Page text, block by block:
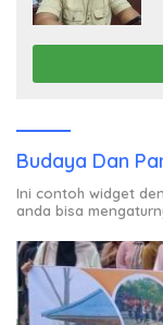
Budaya Dan
Ini contoh widget
anda bisa